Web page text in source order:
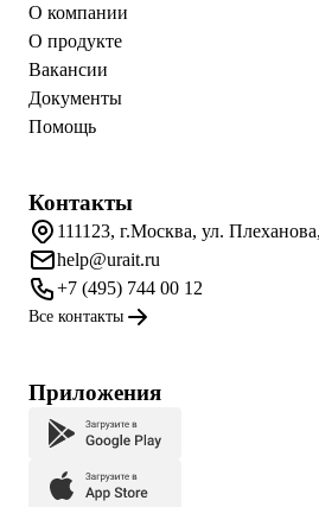
О компании
О продукте
Вакансии
Документы
Помощь
Контакты
111123, г.Москва, ул.
help@urait.ru
+7 (495) 744 00 12
Все контакты
Приложения